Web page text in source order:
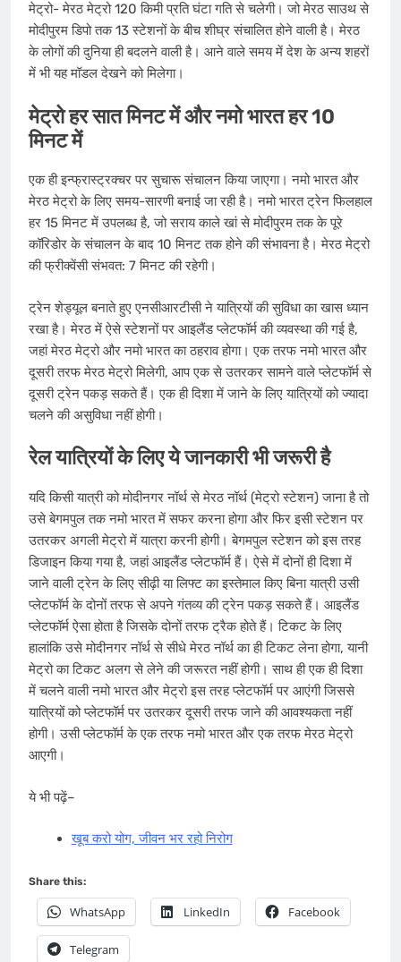
मेट्रो- मेरठ मेट्रो 120 किमी प्रति घंटा गति से चलेगी। जो मेरठ साउथ से
मोदीपुरम डिपो तक 13 स्टेशनों के बीच शीघ्र संचालित होने वाली है। मेरठ
के लोगों की दुनिया ही बदलने वाली है। आने वाले समय में देश के अन्य शहरों
में भी यह मॉडल देखने को मिलेगा।
मेट्रो हर सात मिनट में और नमो भारत हर 10
मिनट में
एक ही इन्फ्रास्ट्रक्चर पर सुचारू संचालन किया जाएगा। नमो भारत और
मेरठ मेट्रो के लिए समय-सारणी बनाई जा रही है। नमो भारत ट्रेन फिलहाल
हर 15 मिनट में उपलब्ध है, जो सराय काले खां से मोदीपुरम तक के पूरे
कॉरिडोर के संचालन के बाद 10 मिनट तक होने की संभावना है। मेरठ मेट्रो
की फ्रीक्वेंसी संभवत: 7 मिनट की रहेगी।
ट्रेन शेड्यूल बनाते हुए एनसीआरटीसी ने यात्रियों की सुविधा का खास ध्यान
रखा है। मेरठ में ऐसे स्टेशनों पर आइलैंड प्लेटफॉर्म की व्यवस्था की गई है,
जहां मेरठ मेट्रो और नमो भारत का ठहराव होगा। एक तरफ नमो भारत और
दूसरी तरफ मेरठ मेट्रो मिलेगी, आप एक से उतरकर सामने वाले प्लेटफॉर्म से
दूसरी ट्रेन पकड़ सकते हैं। एक ही दिशा में जाने के लिए यात्रियों को ज्यादा
चलने की असुविधा नहीं होगी।
रेल यात्रियों के लिए ये जानकारी भी जरूरी है
यदि किसी यात्री को मोदीनगर नॉर्थ से मेरठ नॉर्थ (मेट्रो स्टेशन) जाना है तो
उसे बेगमपुल तक नमो भारत में सफर करना होगा और फिर इसी स्टेशन पर
उतरकर अगली मेट्रो में यात्रा करनी होगी। बेगमपुल स्टेशन को इस तरह
डिजाइन किया गया है, जहां आइलैंड प्लेटफॉर्म हैं। ऐसे में दोनों ही दिशा में
जाने वाली ट्रेन के लिए सीढ़ी या लिफ्ट का इस्तेमाल किए बिना यात्री उसी
प्लेटफॉर्म के दोनों तरफ से अपने गंतव्य की ट्रेन पकड़ सकते हैं। आइलैंड
प्लेटफॉर्म ऐसा होता है जिसके दोनों तरफ ट्रैक होते हैं। टिकट के लिए
हालांकि उसे मोदीनगर नॉर्थ से सीधे मेरठ नॉर्थ का ही टिकट लेना होगा, यानी
मेट्रो का टिकट अलग से लेने की जरूरत नहीं होगी। साथ ही एक ही दिशा
में चलने वाली नमो भारत और मेट्रो इस तरह प्लेटफॉर्म पर आएंगी जिससे
यात्रियों को प्लेटफॉर्म पर उतरकर दूसरी तरफ जाने की आवश्यकता नहीं
होगी। उसी प्लेटफॉर्म के एक तरफ नमो भारत और एक तरफ मेरठ मेट्रो
आएगी।
ये भी पढ़ें–
खूब करो योग, जीवन भर रहो निरोग
Share this:
WhatsApp LinkedIn Facebook
Telegram